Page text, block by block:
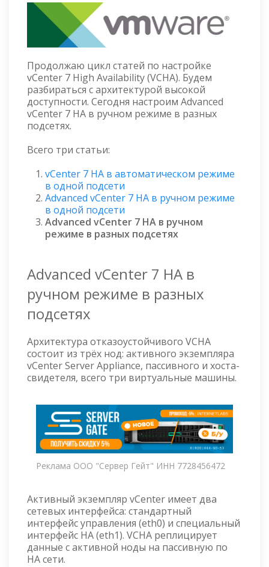
Продолжаю цикл статей по настройке
vCenter 7 High Availability (VCHA). Будем
разбираться с архитектурой высокой
доступности. Сегодня настроим Advanced
vCenter 7 HA в ручном режиме в разных
подсетях.
Всего три статьи:
vCenter 7 HA в автоматическом режиме
в одной подсети
Advanced vCenter 7 HA в ручном режиме
в одной подсети
Advanced vCenter 7 HA в ручном
режиме в разных подсетях
Advanced vCenter 7 HA в
ручном режиме в разных
подсетях
Архитектура отказоустойчивого VCHA
состоит из трёх нод: активного экземпляра
vCenter Server Appliance, пассивного и хоста-
свидетеля, всего три виртуальные машины.
Реклама ООО "Сервер Гейт" ИНН 7728456472
Активный экземпляр vCenter имеет два
сетевых интерфейса: стандартный
интерфейс управления (eth0) и специальный
интерфейс HA (eth1). VCHA реплицирует
данные с активной ноды на пассивную по
HA сети.